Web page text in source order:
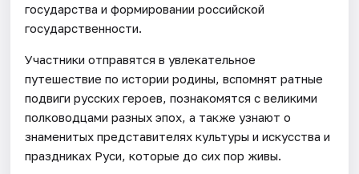
государства и формировании российской
государственности.
Участники отправятся в увлекательное
путешествие по истории родины, вспомнят ратные
подвиги русских героев, познакомятся с великими
полководцами разных эпох, а также узнают о
знаменитых представителях культуры и искусства и
праздниках Руси, которые до сих пор живы.